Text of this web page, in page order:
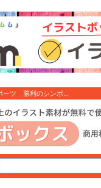
ーツ 勝利のシンボ...